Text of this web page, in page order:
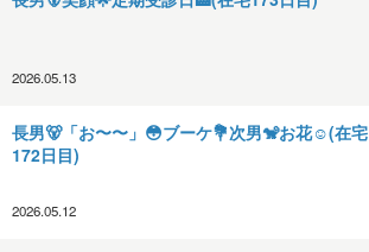
2026.05.13
長男🐻「お〜〜」😳ブーケ💐次男🐒お花☺️(在宅
172日目)
2026.05.12